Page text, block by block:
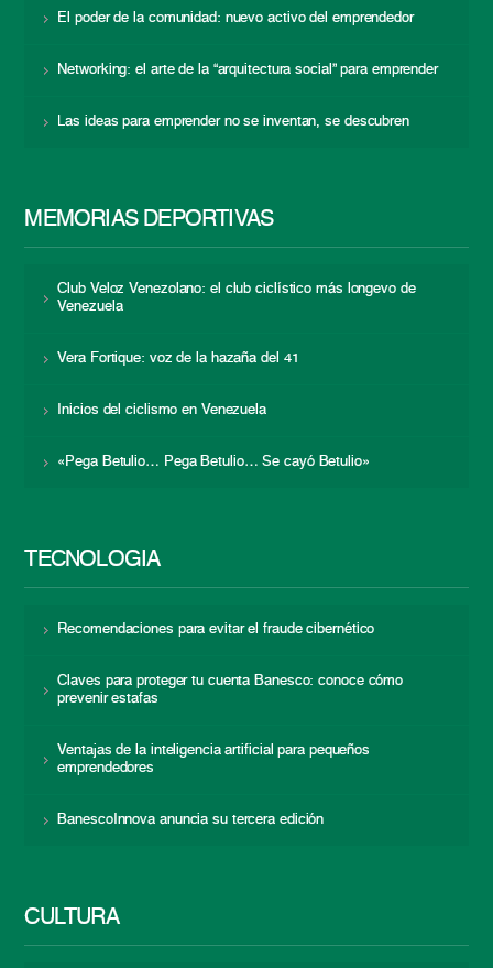
El poder de la comunidad: nuevo activo del emprendedor
Networking: el arte de la “arquitectura social” para emprender
Las ideas para emprender no se inventan, se descubren
MEMORIAS DEPORTIVAS
Club Veloz Venezolano: el club ciclístico más longevo de
Venezuela
Vera Fortique: voz de la hazaña del 41
Inicios del ciclismo en Venezuela
«Pega Betulio… Pega Betulio… Se cayó Betulio»
TECNOLOGÍA
Recomendaciones para evitar el fraude cibernético
Claves para proteger tu cuenta Banesco: conoce cómo
prevenir estafas
Ventajas de la inteligencia artificial para pequeños
emprendedores
BanescoInnova anuncia su tercera edición
CULTURA